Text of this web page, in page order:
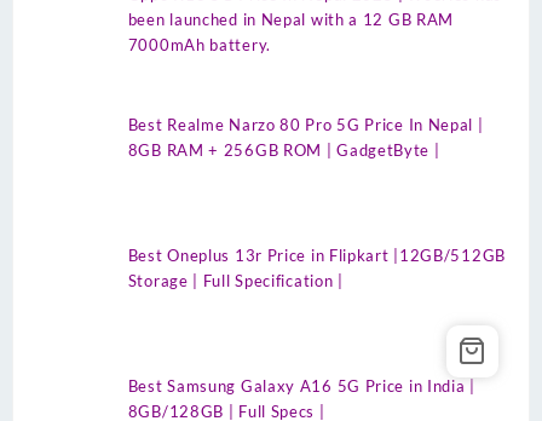
been launched in Nepal with a 12 GB RAM
7000mAh battery.
Best Realme Narzo 80 Pro 5G Price In Nepal |
8GB RAM + 256GB ROM | GadgetByte |
Best Oneplus 13r Price in Flipkart |12GB/512GB
Storage | Full Specification |
Best Samsung Galaxy A16 5G Price in India |
8GB/128GB | Full Specs |